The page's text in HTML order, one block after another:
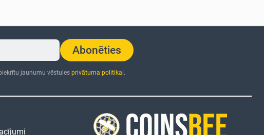
Abonēties
jaunumu vēstules privātuma politikai.